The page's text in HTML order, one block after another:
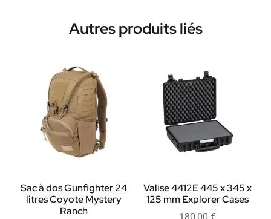
Autres produits liés
Sac à dos Gunfighter 24
litres Coyote Mystery
Ranch
Valise 4412E 445 x 345 x
125 mm Explorer Cases